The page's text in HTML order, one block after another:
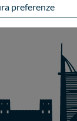
preferenze